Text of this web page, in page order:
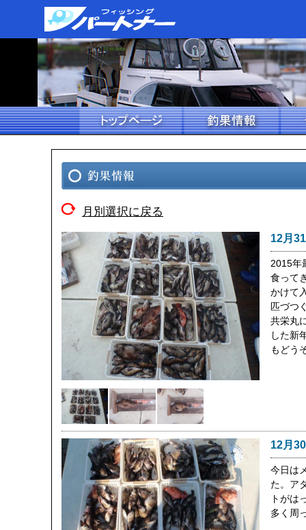
月別選択に戻る
12月
2015年
食って
かけて
匹づつ
共栄丸
した新
もどう
12月
今日は
た。ア
トがは
多く周